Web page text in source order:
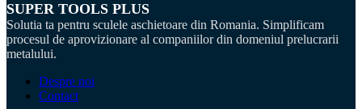
SUPER TOOLS PLUS
Solutia ta pentru sculele aschietoare din Romania. Simplificam
procesul de aprovizionare al companiilor din domeniul prelucrarii
metalului.
Despre noi
Contact